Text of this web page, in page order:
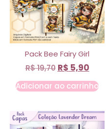
Pack Bee Fairy Girl
R$19,70 R$ 5,90
Adicionar ao carrinho